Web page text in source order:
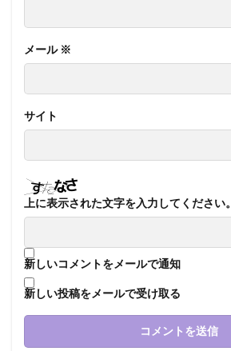
メール ※
サイト
上に表示された文字を入力してください。
新しいコメントをメールで通知
新しい投稿をメールで受け取る